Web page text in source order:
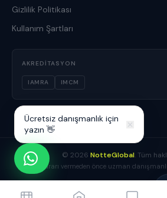
Gizlilik Politikası
Kullanım Şartları
AKREDITASYON
IAMRA IMCM
© 2026 NotteGlobal. Tüm
Yatırım kararı vermeden önce uzman
Ücretsiz danışmanlık için
yazın 👋